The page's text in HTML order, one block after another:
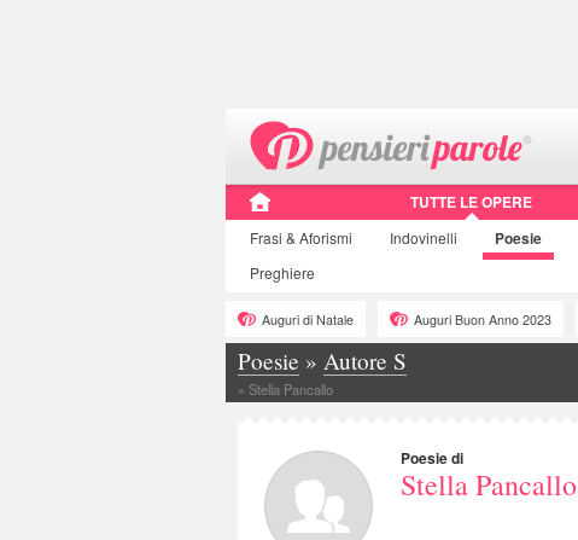
TUTTE LE OPERE
Frasi & Aforismi Indovinelli Poesie
Preghiere
Auguri di Natale Auguri Buon Anno 2023
Poesie » Autore S
» Stella Pancallo
Poesie di
Stella Pancallo